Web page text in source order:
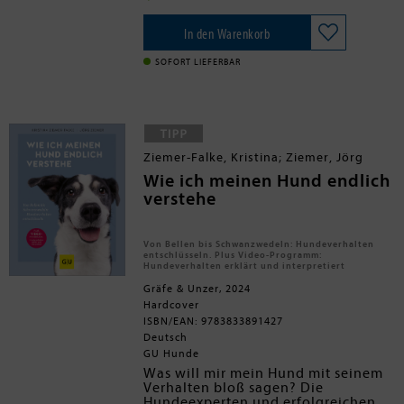
zu seinem Menschen den Reizen
dieser Welt ausgesetzt ist, lässt sich
das auch noch so oft geübte
Kommando meist nicht abrufen.
kommt mein Hund am besten in
unserer Gesellschaft zurecht?
In den Warenkorb
SOFORT LIEFERBAR
Ziemer-Falke, Kristina; Ziemer, Jörg
Wie ich meinen Hund endlich
verstehe
Von Bellen bis Schwanzwedeln: Hundeverhalten
entschlüsseln. Plus Video-Programm:
Hundeverhalten erklärt und interpretiert
Gräfe & Unzer, 2024
Hardcover
ISBN/EAN: 9783833891427
Deutsch
GU Hunde
Was will mir mein Hund mit seinem
Verhalten bloß sagen? Die